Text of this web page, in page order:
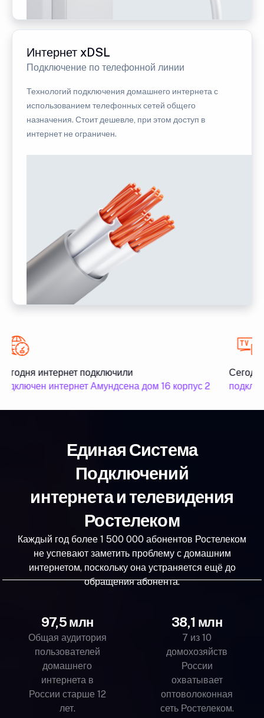
Интернет xDSL
Подключение по телефонной линии
Технологий подключения домашнего интернета с
использованием телефонных сетей общего
назначения. Стоит дешевле, при этом доступ в
интернет не ограничен.
интернет подключили
интернет Амундсена дом 16 корпус 2
Единая Система
Подключений
интернета и телевидения
Ростелеком
Каждый год более 1 500 000 абонентов Ростелеком
не успевают заметить проблему с домашним
интернетом, поскольку она устраняется ещё до
обращения абонента.
97,5 млн
Общая аудитория
пользователей
домашнего
интернета в
России старше 12
лет.
38,1 млн
7 из 10
домохозяйств
России
охватывает
оптоволоконная
сеть Ростелеком.